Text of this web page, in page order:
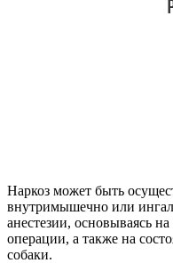
Наркоз может быть
внутримышечно или
анестезии, основываясь
операции, а также на
собаки.